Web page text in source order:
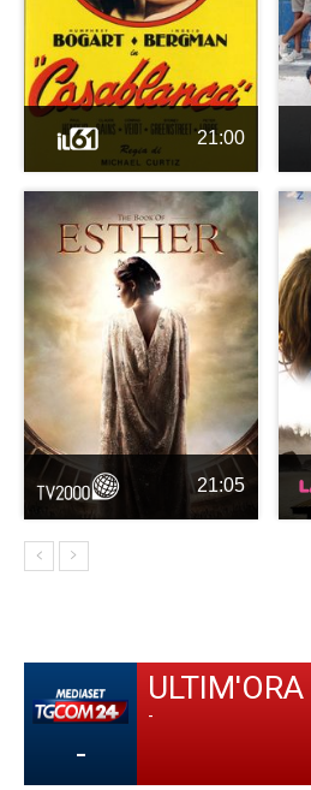
21:00
21:05
-
ULTIM'ORA
-